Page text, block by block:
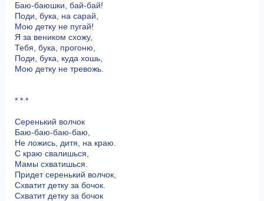
Баю-баюшки, бай-бай!
Поди, бука, на сарай,
Мою детку не пугай!
Я за веником схожу,
Тебя, бука, прогоню,
Поди, бука, куда хошь,
Мою детку не тревожь.
* * *
Серенький волчок
Баю-баю-баю-баю,
Не ложись, дитя, на краю.
С краю свалишься,
Мамы схватишься.
Придет серенький волчок,
Схватит детку за бочок.
Схватит детку за бочок